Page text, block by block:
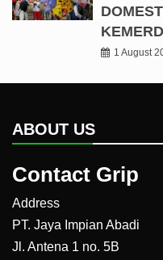
1 August
ABOUT US
Contact Grip
Address
PT. Jaya Impian Abadi
Jl. Antena 1 no. 5B